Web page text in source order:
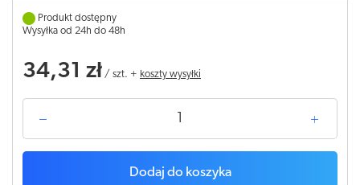
Produkt dostępny
Wysyłka od 24h do 48h
34,31 zł / szt. + koszty wysyłki
Dodaj do koszyka